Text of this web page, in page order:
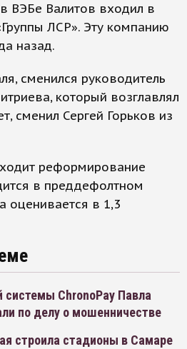
ВЭБе Валитов входил в
ЛСР». Эту компанию
назад.
сменился руководитель
который возглавлял
сменил Сергей Горьков из
реформирование
в преддефолтном
оценивается в 1,3
системы ChronoPay Павла
по делу о мошенничестве
строила стадионы в Самаре